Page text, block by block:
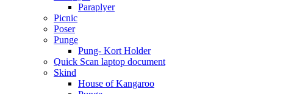
Paraplyer
Picnic
Poser
Punge
Pung- Kort Holder
Quick Scan laptop document
Skind
House of Kangaroo